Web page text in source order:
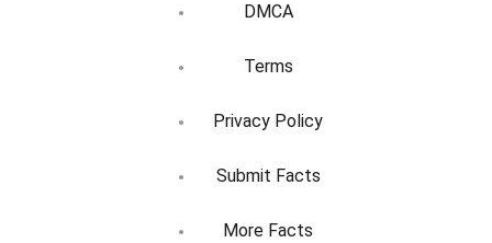
DMCA
Terms
Privacy Policy
Submit Facts
More Facts